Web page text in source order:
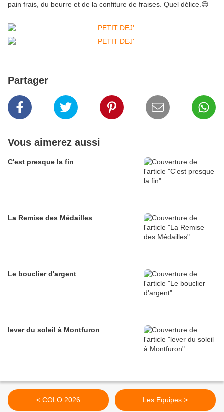
pain frais, du beurre et de la confiture de fraises. Quel délice.😊
Partager
Vous aimerez aussi
C'est presque la fin
La Remise des Médailles
Le bouclier d'argent
lever du soleil à Montfuron
< COLO 2026 Les Equipes >